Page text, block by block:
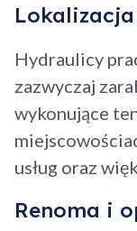
Lokalizacja
Hydraulicy
zazwyczaj
wykonujące
usług oraz
Renoma i